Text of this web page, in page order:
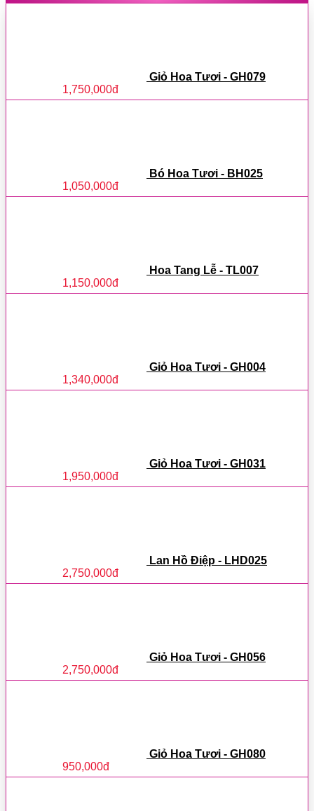
Giỏ Hoa Tươi - GH079
1,750,000đ
Bó Hoa Tươi - BH025
1,050,000đ
Hoa Tang Lễ - TL007
1,150,000đ
Giỏ Hoa Tươi - GH004
1,340,000đ
Giỏ Hoa Tươi - GH031
1,950,000đ
Lan Hồ Điệp - LHD025
2,750,000đ
Giỏ Hoa Tươi - GH056
2,750,000đ
Giỏ Hoa Tươi - GH080
950,000đ